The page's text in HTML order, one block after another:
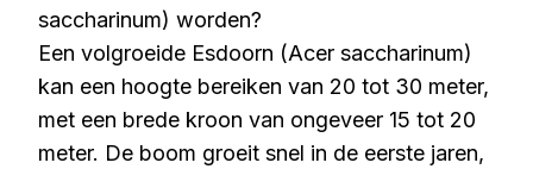
saccharinum) worden?
Een volgroeide Esdoorn (Acer saccharinum)
kan een hoogte bereiken van 20 tot 30 meter,
met een brede kroon van ongeveer 15 tot 20
meter. De boom groeit snel in de eerste jaren,